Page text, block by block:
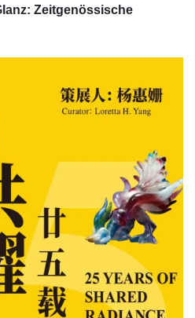
Zeitgenössische